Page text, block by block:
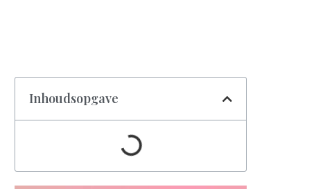
Inhoudsopgave